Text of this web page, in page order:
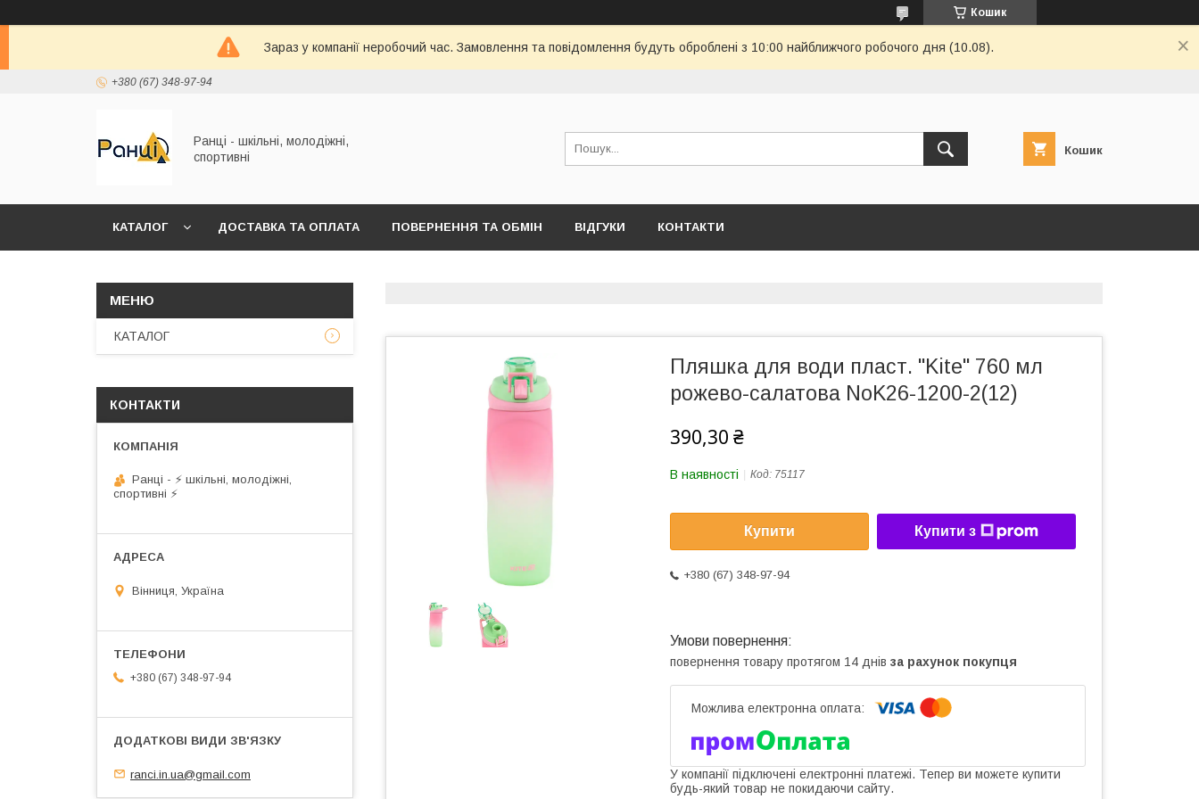
Кошик
Зараз у компанії неробочий час. Замовлення та повідомлення будуть оброблені з 10:00 найближчого робочого дня (10.08).
+380 (67) 348-97-94
Ранці - шкільні, молодіжні,
спортивні
Кошик
КАТАЛОГ ДОСТАВКА ТА ОПЛАТА ПОВЕРНЕННЯ ТА ОБМІН ВІДГУКИ КОНТАКТИ
Пляшка для води пласт. "Kite" 760 мл
рожево-салатова NoK26-1200-2(12)
390,30 ₴
В наявності Код: 75117
Купити Купити з
+380 (67) 348-97-94
повернення товару протягом 14 днів за рахунок покупця
У компанії підключені електронні платежі. Тепер ви можете купити
будь-який товар не покидаючи сайту.
КАТАЛОГ
КОНТАКТИ
Ранці - ⚡ шкільні, молодіжні,
спортивні ⚡
Вінниця, Україна
+380 (67) 348-97-94
ranci.in.ua@gmail.com